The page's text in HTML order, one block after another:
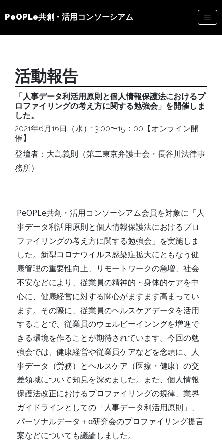
PeOPLe共創・活用コンソーシアム
活動報告
「人事データ利活用原則と個人情報保護法におけるプ
ロファイリングの考え方に関する勉強会」を開催しま
した。
2021年6月16日（水）13:00〜15：00【オンライン開
催】
登壇者：大島義則（第二東京弁護士会・長谷川法律事
務所）
PeOPLe共創・活用コンソーシアム会員を対象に「人
事データ利活用原則と個人情報保護法におけるプロ
ファイリングの考え方に関する勉強会」を実施しま
した。新型コロナウイルス感染症拡大にともなう健
康管理の重要性向上、リモートワークの急増、社会
不安などにより、従業員の精神的・身体的ケアを中
心に、健康経営に対する関心がますます高まってい
ます。その際に、従業員のヘルスケアデータを活用
することで、従業員のウェルビーインングを増進で
きる環境を作ることが期待されています。今回の勉
強会では、健康経営や従業員ケアなどを念頭に、人
事データ（労務）とヘルスケア（医療・健康）の交
差領域について知見を深めました。また、個人情報
保護法改正におけるプロファイリングの規律、業界
ガイドラインとしての「人事データ利活用原則」、
パーソナルデータ＋α研究会のプロファイリング提言
案などについても議論しました。